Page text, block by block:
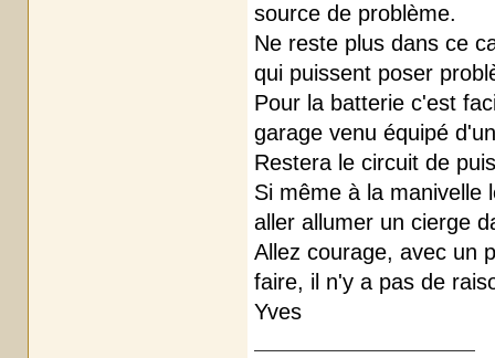
source de problème.
Ne reste plus dans ce
qui puissent poser
Pour la batterie c'est
garage venu équipé
Restera le circuit de
Si même à la manivelle
aller allumer un cierge
Allez courage, avec un
faire, il n'y a pas de
Yves